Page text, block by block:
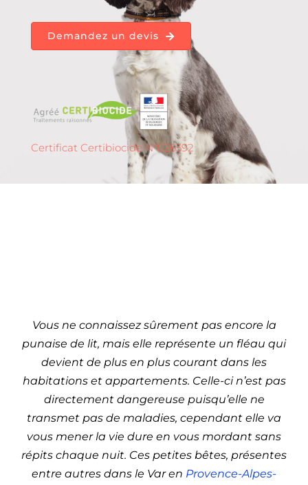
Demandez un devis
Certificat Certibiocide N°026592
Vous ne connaissez sûrement pas encore la
punaise de lit, mais elle représente un fléau qui
devient de plus en plus courant dans les
habitations et appartements. Celle-ci n’est pas
directement dangereuse puisqu’elle ne
transmet pas de maladies, cependant elle va
vous mener la vie dure en vous mordant sans
répits chaque nuit. Ces petites bêtes, présentes
entre autres dans le Var en Provence-Alpes-